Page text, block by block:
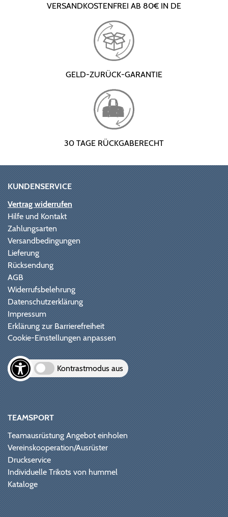
VERSANDKOSTENFREI AB 80€ IN DE
GELD-ZURÜCK-GARANTIE
30 TAGE RÜCKGABERECHT
KUNDENSERVICE
Vertrag widerrufen
Hilfe und Kontakt
Zahlungsarten
Versandbedingungen
Lieferung
Rücksendung
AGB
Widerrufsbelehrung
Datenschutzerklärung
Impressum
Erklärung zur Barrierefreiheit
Cookie-Einstellungen anpassen
Kontrastmodus aus
TEAMSPORT
Teamausrüstung Angebot einholen
Vereinskooperation/Ausrüster
Druckservice
Individuelle Trikots von hummel
Kataloge